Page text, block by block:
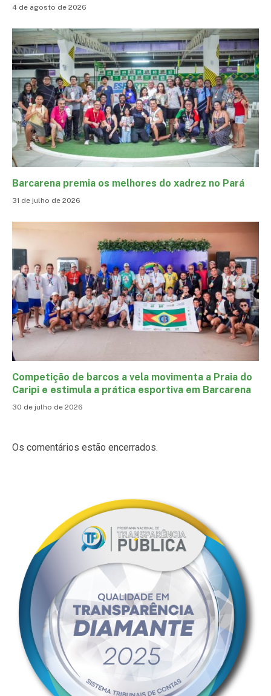
4 de agosto de 2026
Barcarena premia os melhores do xadrez no Pará
31 de julho de 2026
Competição de barcos a vela movimenta a Praia do
Caripi e estimula a prática esportiva em Barcarena
30 de julho de 2026
Os comentários estão encerrados.